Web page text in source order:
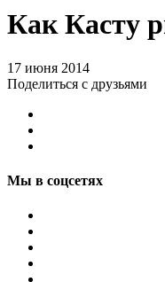
Как Касту
17 июня 2014
Поделиться с друзьями
Мы в соцсетях